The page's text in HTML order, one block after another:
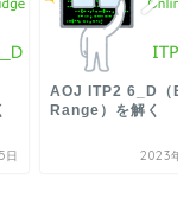
日
AOJ ITP2 6_D（
Range）を解く
2023年5